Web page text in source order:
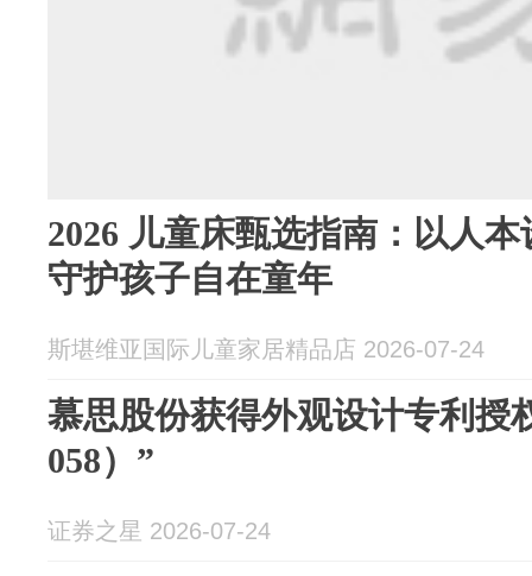
2026 儿童床甄选指南：以人
守护孩子自在童年
斯堪维亚国际儿童家居精品店 2026-07-24
慕思股份获得外观设计专利授
058）”
证券之星 2026-07-24